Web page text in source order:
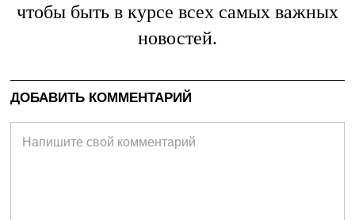
чтобы быть в курсе всех самых важных
новостей.
ДОБАВИТЬ КОММЕНТАРИЙ